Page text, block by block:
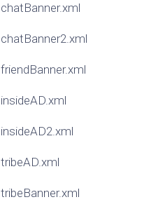
chatBanner.xml
chatBanner2.xml
friendBanner.xml
insideAD.xml
insideAD2.xml
tribeAD.xml
tribeBanner.xml